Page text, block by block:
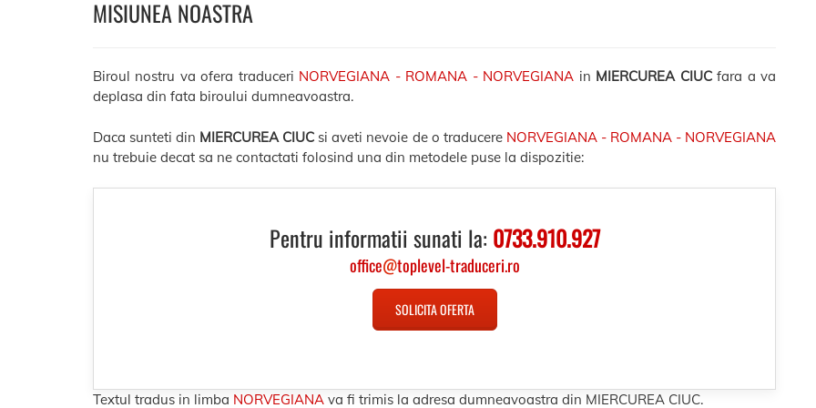
MISIUNEA NOASTRA
Biroul nostru va ofera traduceri NORVEGIANA - ROMANA - NORVEGIANA in MIERCUREA CIUCfara a va
deplasa din fata biroului dumneavoastra.
Daca sunteti din MIERCUREA CIUC si aveti nevoie de o traducere NORVEGIANA - ROMANA - NORVEGIANA
nu trebuie decat sa ne contactati folosind una din metodele puse la dispozitie:
Pentru informatii sunati la: 0733.910.927
office@toplevel-traduceri.ro
SOLICITA OFERTA
Textul tradus in limba NORVEGIANA va fi trimis la adresa dumneavoastra din MIERCUREA CIUC.